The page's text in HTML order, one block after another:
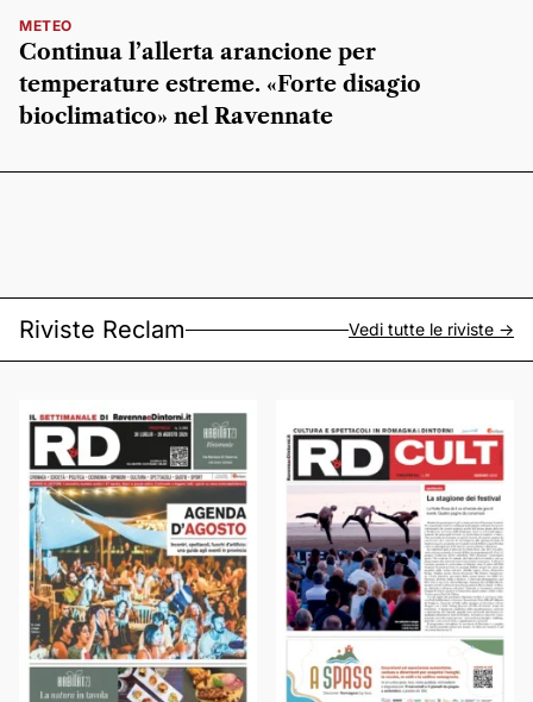
METEO
Continua l’allerta arancione per
temperature estreme. «Forte disagio
bioclimatico» nel Ravennate
Riviste Reclam Vedi tutte le riviste ->